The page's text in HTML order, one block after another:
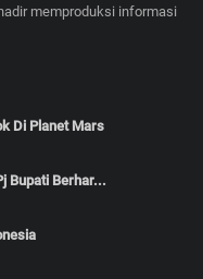
memproduksi informasi
Di Planet Mars
Bupati Berhar...